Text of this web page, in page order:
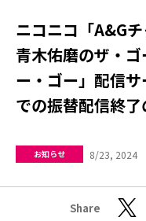
ニコニコ「A&G
青木佑磨のザ・
ー・ゴー」配信
での振替配信終
お知らせ 8/23, 2024
Share